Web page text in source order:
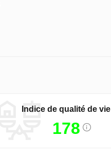
Indice de qualité de vie
178